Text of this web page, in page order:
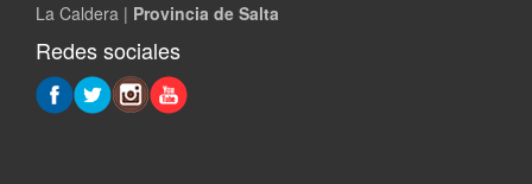
La Caldera | Provincia de Salta
Redes sociales